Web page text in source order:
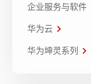
企业服务与软件
华为云
华为坤灵系列